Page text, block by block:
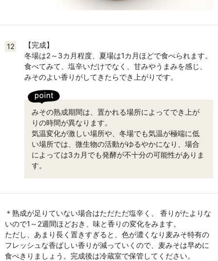
12
【完成】
冬場は2～3カ月程度、夏場は1カ月ほどで食べられます。
食べてみて、塩辛いだけでなく、甘みやうまみを感じ、
みそのよい香りがしてきたらでき上がりです。
みその熟成期間は、置かれる場所によってでき上が
りの時間が異なります。
気温変化が激しい場所や、冬場でも気温が極端に低
い場所では、微生物の活動がゆるやかになり、場合
によっては3カ月でも発酵が不十分の可能性がありま
す。
＊熟成が足りていない場合はただただ塩辛く、 香りがたよりな
いので1～2週間ほどおき、味と香りの変化をみます。
ただし、あまり長く置きすぎると、色が濃くなり麦みそ特有の
フレッシュな香ばしい香りが減っていくので、麦みそは早めに
食べきりましょう。完成後は冷蔵室で保管してください。